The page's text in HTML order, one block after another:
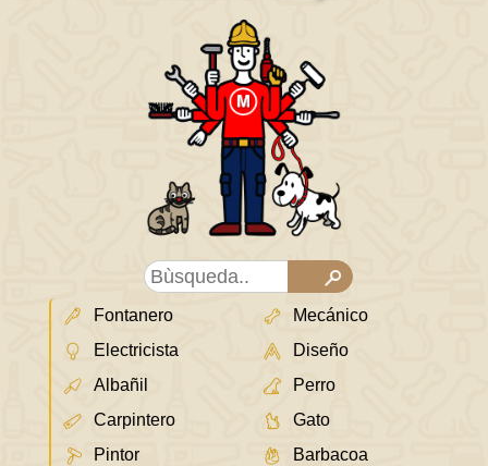
Fontanero
Electricista
Albañil
Carpintero
Pintor
Mecánico
Diseño
Perro
Gato
Barbacoa